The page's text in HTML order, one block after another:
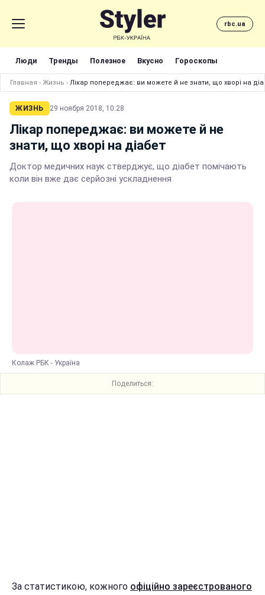
rbc.ua
Люди Тренды Полезное Вкусно Гороскопы
Главная › Жизнь › Лікар попереджає: ви можете й не знати, що хворі на
ЖИЗНЬ 29 ноября 2018, 10:28
Лікар попереджає: ви можете й не
знати, що хворі на діабет
Доктор медичних наук стверджує, що діабет помічають
коли він вже дає серйозні ускладнення
Колаж РБК - Україна
Поделиться:
За статистикою, кожного офіційно зареєстрованого